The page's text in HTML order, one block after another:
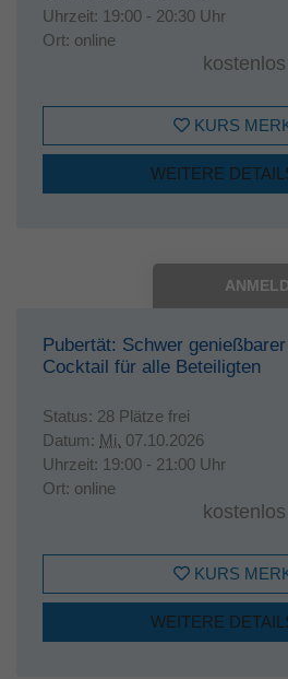
Uhrzeit: 19:00 - 20:30 Uhr
Ort: online
kostenlos
KURS
WEITERE
Pubertät: Schwer
Cocktail für alle Beteiligten
Status: 28 Plätze frei
Datum: Mi. 07.10.2026
Uhrzeit: 19:00 - 21:00 Uhr
Ort: online
kostenlos
KURS
WEITERE